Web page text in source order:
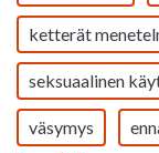
ketterät
seksuaalinen
väsymys